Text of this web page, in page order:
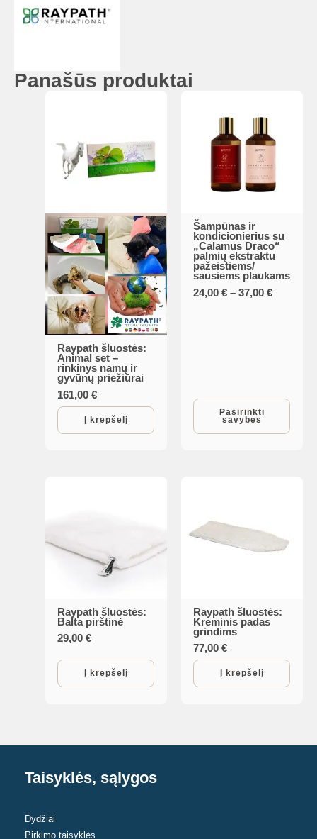
Panašūs produktai
Raypath šluostės:
Animal set –
rinkinys namų ir
gyvūnų priežiūrai
161,00€
Į krepšelį
Šampūnas ir
kondicionierius su
„Calamus Draco“
palmių ekstraktu
pažeistiems/
sausiems plaukams
24,00€ – 37,00€Price
Pasirinkti
savybes
This
product
has
multiple
chosen
Raypath šluostės:
Balta pirštinė
29,00€
Į krepšelį
Raypath šluostės:
Kreminis padas
grindims
77,00€
Į krepšelį
Taisyklės, sąlygos
Dydžiai
Pirkimo taisyklės